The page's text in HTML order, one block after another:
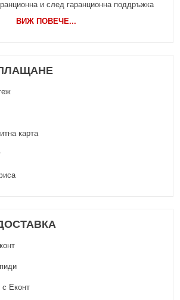
и след гаранционна поддръжка
ВИЖ ПОВЕЧЕ...
карта
Еконт